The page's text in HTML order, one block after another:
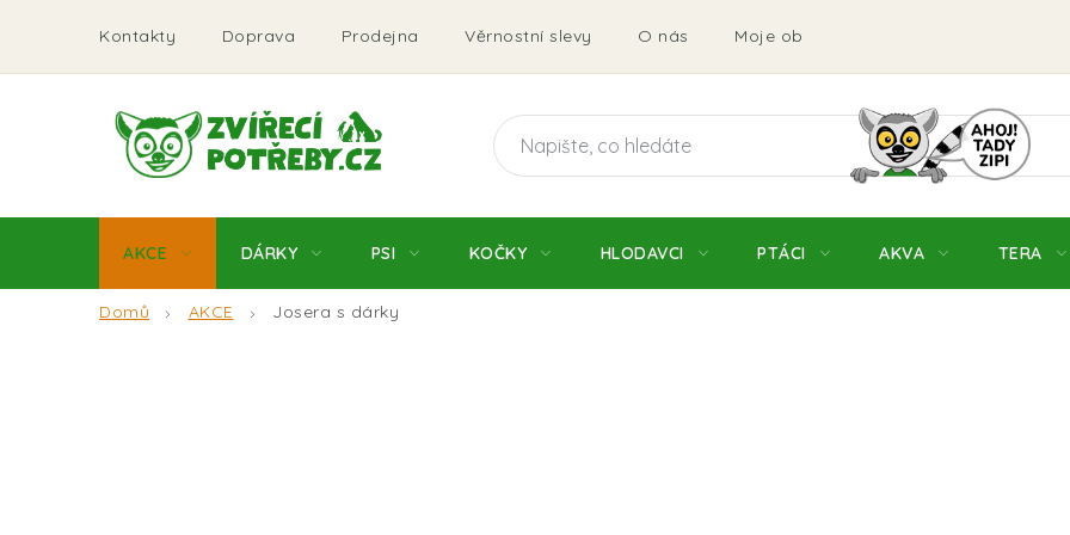
obsah
Kontakty Doprava Prodejna Věrnostní slevy O nás Moje objednávka Obchodní
AKCE DÁRKY PSI KOČKY HLODAVCI PTÁCI AKVA TERA
Domů AKCE Josera s dárky